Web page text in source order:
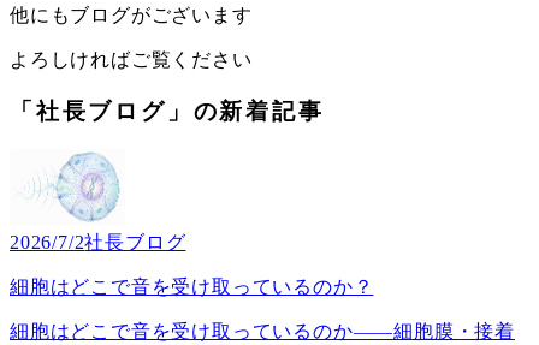
他にもブログがございます
よろしければご覧ください
「社長ブログ」の新着記事
2026/7/2社長ブログ
細胞はどこで音を受け取っているのか？
細胞はどこで音を受け取っているのか――細胞膜・接着